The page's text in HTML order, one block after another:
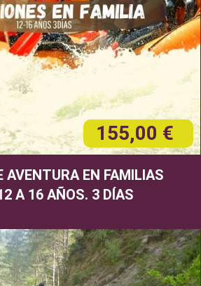
155,00 €
AVENTURA EN FAMILIAS
A 16 AÑOS. 3 DÍAS